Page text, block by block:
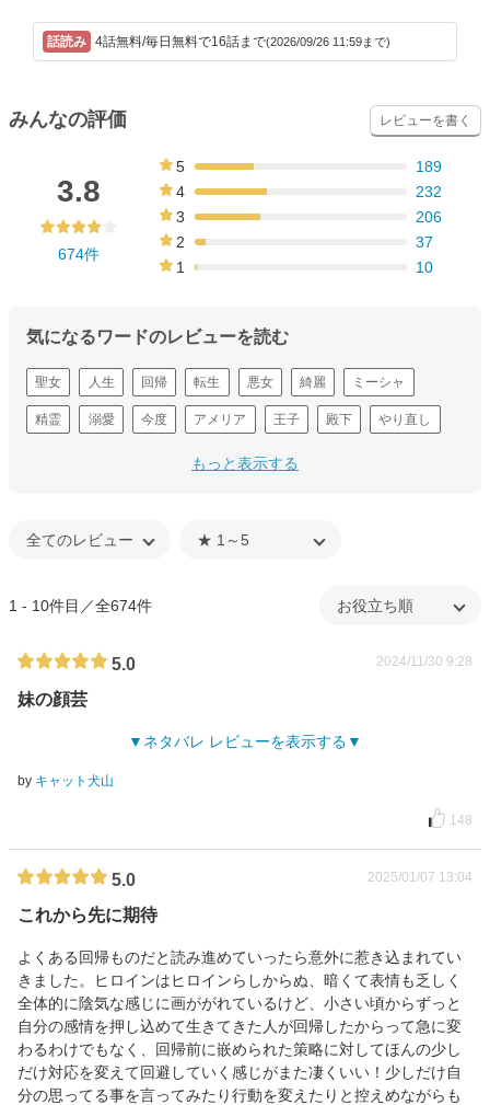
4話無料/毎日無料で16話まで(2026/09/26 11:59まで)
みんなの評価 レビューを書く
3.8
674件
5
189
4
232
3
206
2
37
1
10
気になるワードのレビューを読む
聖女 人生 回帰 転生 悪女 綺麗 ミーシャ
精霊 溺愛 今度 アメリア 王子 殿下 やり直し
もっと表示する
1 - 10件目／全674件
5.0 2024/11/30 9:28
妹の顔芸
ネタバレ レビューを表示する
by キャット犬山
148
5.0 2025/01/07 13:04
これから先に期待
よくある回帰ものだと読み進めていったら意外に惹き込まれてい
きました。ヒロインはヒロインらしからぬ、暗くて表情も乏しく
全体的に陰気な感じに画ががれているけど、小さい頃からずっと
自分の感情を押し込めて生きてきた人が回帰したからって急に変
わるわけでもなく、回帰前に嵌められた策略に対してほんの少し
だけ対応を変えて回避していく感じがまた凄くいい！少しだけ自
分の思ってる事を言ってみたり行動を変えたりと控えめながらも